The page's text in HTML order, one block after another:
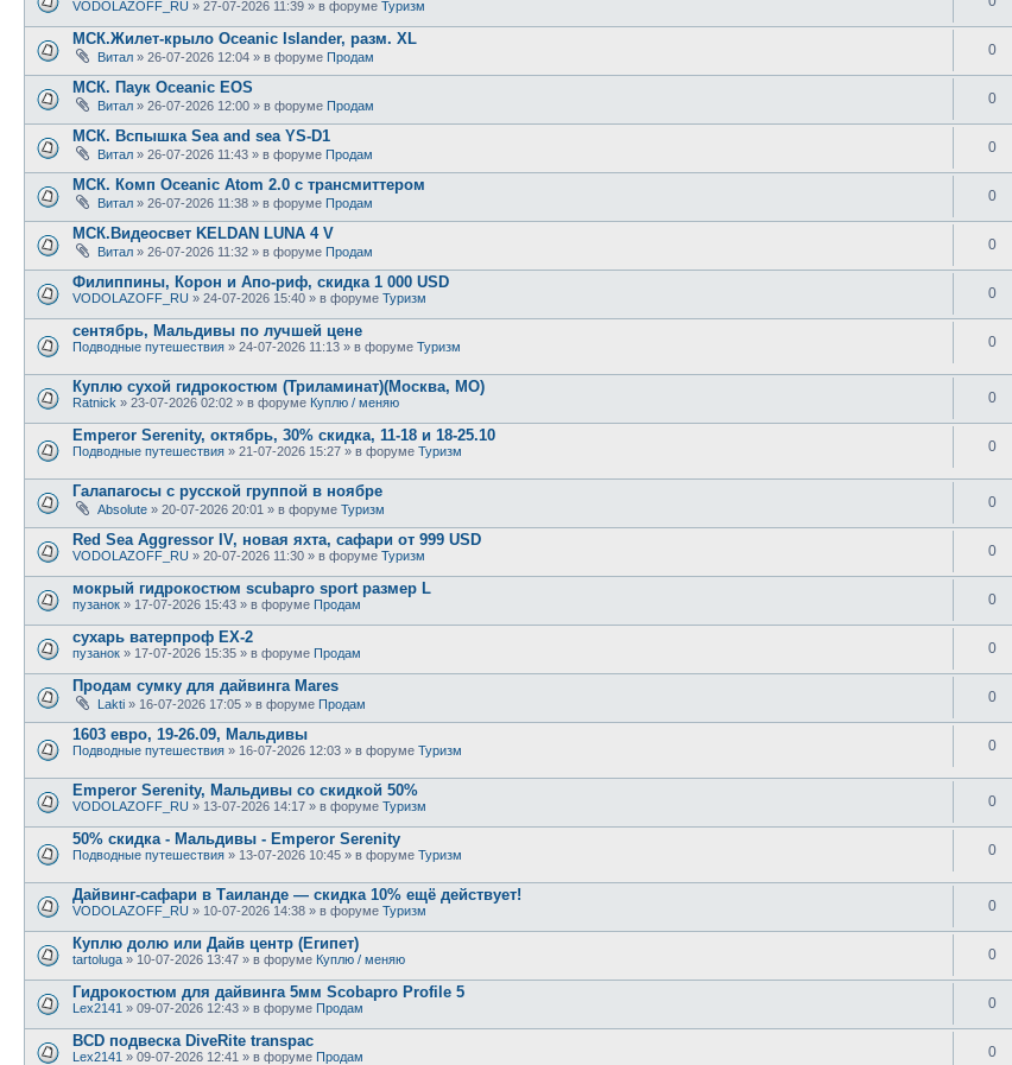
VODOLAZOFF_RU » 27-07-2026 11:39 » в форуме Туризм
МСК.Жилет-крыло Oceanic Islander, разм. XL
Витал » 26-07-2026 12:04 » в форуме Продам 0
МСК. Паук Oceanic EOS
Витал » 26-07-2026 12:00 » в форуме Продам 0
МСК. Вспышка Sea and sea YS-D1
Витал » 26-07-2026 11:43 » в форуме Продам 0
МСК. Комп Oceanic Atom 2.0 с трансмиттером
Витал » 26-07-2026 11:38 » в форуме Продам 0
МСК.Видеосвет KELDAN LUNA 4 V
Витал » 26-07-2026 11:32 » в форуме Продам 0
Филиппины, Корон и Апо-риф, скидка 1 000 USD
VODOLAZOFF_RU » 24-07-2026 15:40 » в форуме Туризм 0
сентябрь, Мальдивы по лучшей цене
Подводные путешествия » 24-07-2026 11:13 » в форуме Туризм 0
Куплю сухой гидрокостюм (Триламинат)(Москва, МО)
Ratnick » 23-07-2026 02:02 » в форуме Куплю / меняю 0
Emperor Serenity, октябрь, 30% скидка, 11-18 и 18-25.10
Подводные путешествия » 21-07-2026 15:27 » в форуме Туризм 0
Галапагосы с русской группой в ноябре
Absolute » 20-07-2026 20:01 » в форуме Туризм 0
Red Sea Aggressor IV, новая яхта, сафари от 999 USD
VODOLAZOFF_RU » 20-07-2026 11:30 » в форуме Туризм 0
мокрый гидрокостюм scubapro sport размер L
пузанок » 17-07-2026 15:43 » в форуме Продам 0
сухарь ватерпроф ЕХ-2
пузанок » 17-07-2026 15:35 » в форуме Продам 0
Продам сумку для дайвинга Mares
Lakti » 16-07-2026 17:05 » в форуме Продам 0
1603 евро, 19-26.09, Мальдивы
Подводные путешествия » 16-07-2026 12:03 » в форуме Туризм 0
Emperor Serenity, Мальдивы со скидкой 50%
VODOLAZOFF_RU » 13-07-2026 14:17 » в форуме Туризм 0
50% скидка - Мальдивы - Emperor Serenity
Подводные путешествия » 13-07-2026 10:45 » в форуме Туризм 0
Дайвинг-сафари в Таиланде — скидка 10% ещё действует!
VODOLAZOFF_RU » 10-07-2026 14:38 » в форуме Туризм 0
Куплю долю или Дайв центр (Египет)
tartoluga » 10-07-2026 13:47 » в форуме Куплю / меняю 0
Гидрокостюм для дайвинга 5мм Scobapro Profile 5
Lex2141 » 09-07-2026 12:43 » в форуме Продам 0
BCD подвеска DiveRite transpac
Lex2141 » 09-07-2026 12:41 » в форуме Продам 0